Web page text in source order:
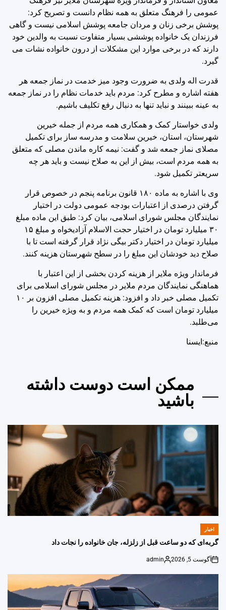
عمومی را فرهنگ متعلق به همه نظام دانست و تصریح کرد:
پوشش برخی زنان و مردان جامعه پوشش اسلامی نیست و گاهی
فرزندان یک خانواده پوششی بسیار متفاوت نسبت به والدین خود
دارند که در برخی موارد این مشکلات از درون خانواده نشات می
گیرد.
قدرت اله ولدی به ضرورت وجود میز خدمت در نماز جمعه هر
هفته اشاره و مطرح کرد: مردم باید خدمات نظام را در نماز جمعه
به عینه ببینند و نباید تنها به دنبال رفع تکلیف باشیم.
ولدی خواستار کمک و همکاری همه مردم از جمله خیرین
شهرستان، استان، خیرین سلامت و مدرسه ساز برای تکمیل
مصلای نماز جمعه شد و گفت: نیمه کاره ماندن مصلی که متعلق
به همه مردم است، بیش از این به صلاح نیست و باید هر چه
سریعتر تکمیل شود.
وی با اشاره به ماده ۱۸۰ قانون برنامه پنجم در خصوص قرار
گرفتن درصدی از اعتبارات بودجه عمومی دولت در اختیار
نمایندگان مجلس شورای اسلامی، بیان کرد: طبق این ماده مبلغ
۳۰ میلیارد تومان در اختیار حجت الاسلام آزادیخواه و مبلغ ۱۵
میلیارد تومان در اختیار دکتر بیگی نژاد قرار گرفته است تا با
صلاح دید خودشان این مبلغ را در سطح شهرستان هزینه کنند.
فرماندار ویژه ملایر از هزینه کردن بخشی از این اعتبار با
هماهنگی نمایندگان مردم ملایر در مجلس شورای اسلامی برای
تکمیل مصلی خبر داد و افزود: هزینه تکمیل مصلی افزون بر ۱۰
میلیارد تومان است که کمک همه مردم و به ویژه خیرین را
می‌طلبد.
منبع:ایسنا
ممکن است دوست داشته
باشید
POSTED
IN
اخبار
گربه‌ای که دو ساعت قبل از زلزله، جان خانواده را نجات داد
on
آگوست 5, 2026
Posted
admin